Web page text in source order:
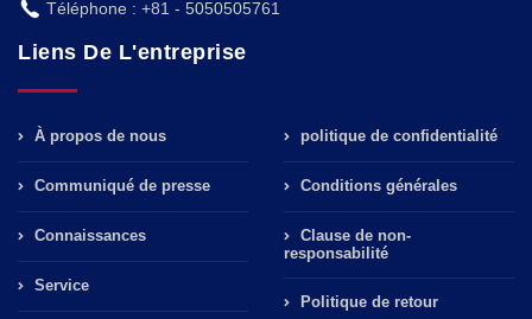
Téléphone : +81 - 5050505761
Liens De L'entreprise
À propos de nous
Communiqué de presse
Connaissances
Service
politique de confidentialité
Conditions générales
Clause de non-
responsabilité
Politique de retour